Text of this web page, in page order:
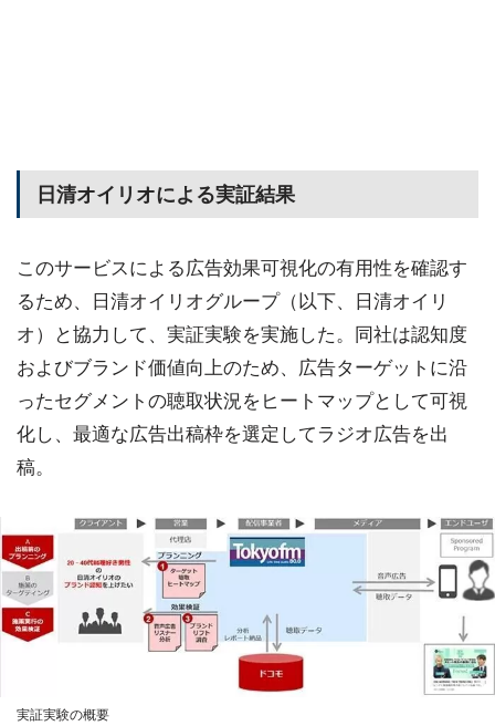
日清オイリオによる実証結果
このサービスによる広告効果可視化の有用性を確認す
るため、日清オイリオグループ（以下、日清オイリ
オ）と協力して、実証実験を実施した。同社は認知度
およびブランド価値向上のため、広告ターゲットに沿
ったセグメントの聴取状況をヒートマップとして可視
化し、最適な広告出稿枠を選定してラジオ広告を出
稿。
実証実験の概要